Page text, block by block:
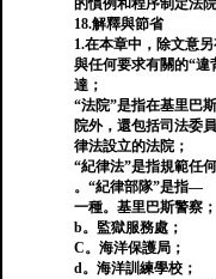
的慣例和程序制定法院
18.解釋與節省
1.在本章中，除文意
與任何要求有關的“違
達；
“法院”是指在基里巴
院外，還包括司法委
律法設立的法院；
“紀律法”是指規範任
。“紀律部隊”是指—
一種。基里巴斯警察；
b。監獄服務處；
C。海洋保護局；
d。海洋訓練學校；